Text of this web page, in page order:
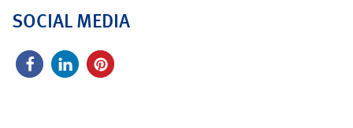
SOCIAL MEDIA